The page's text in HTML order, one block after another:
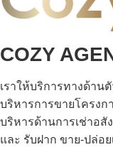
COZY
เราให้บริการทางด้าน
บริหารการขายโครง
บริหารด้านการเช่าอสั
และ รับฝาก ขาย-ปล่อ